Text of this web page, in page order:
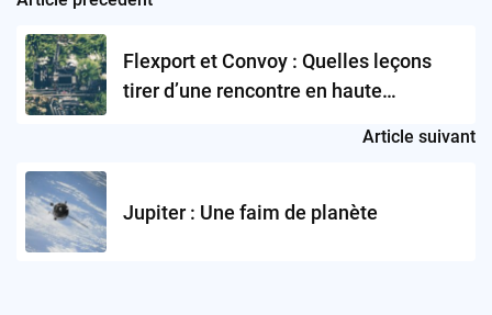
navigationFlexport et Convoy : Quelles leçons
tirer d’une rencontre en haute
Article suivant
Jupiter : Une faim de planète